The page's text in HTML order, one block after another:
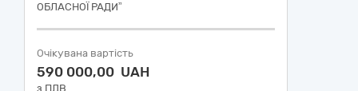
ОБЛАСНОЇ РАДИ”
Очікувана вартість
590 000,00 UAH
з ПДВ